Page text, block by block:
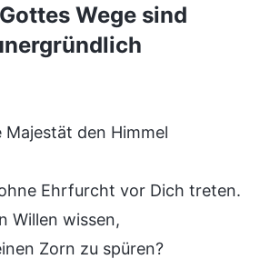
Wege sind
Majestät den Himmel
Ehrfurcht vor Dich treten.
Willen wissen,
Zorn zu spüren?